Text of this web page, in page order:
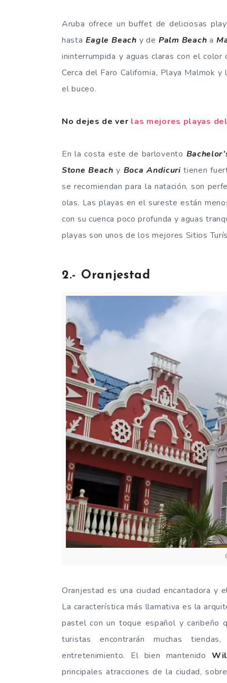
Aruba ofrece un buffet de deliciosas
hasta Eagle Beach y de Palm Beach a
ininterrumpida y aguas claras con el
Cerca del Faro California, Playa Malmok
el buceo.
No dejes de ver las mejores playas
En la costa este de barlovento
Stone Beach y Boca Andicuritienen
se recomiendan para la natación, son
olas. Las playas en el sureste están
con su cuenca poco profunda y aguas
playas son unos de los mejores Sitios
2.- Oranjestad
Oranjestad es una ciudad encantadora
La característica más llamativa es la
pastel con un toque español y caribeño
turistas encontrarán muchas
entretenimiento. El bien mantenido
principales atracciones de la ciudad,